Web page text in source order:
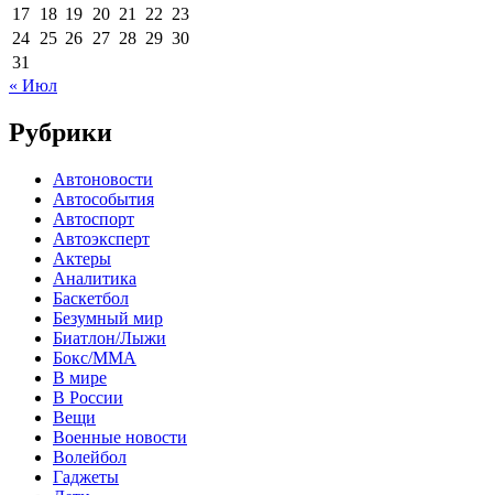
17 18 19 20 21 22 23
24 25 26 27 28 29 30
31
« Июл
Рубрики
Автоновости
Автособытия
Автоспорт
Автоэксперт
Актеры
Аналитика
Баскетбол
Безумный мир
Биатлон/Лыжи
Бокс/MMA
В мире
В России
Вещи
Военные новости
Волейбол
Гаджеты